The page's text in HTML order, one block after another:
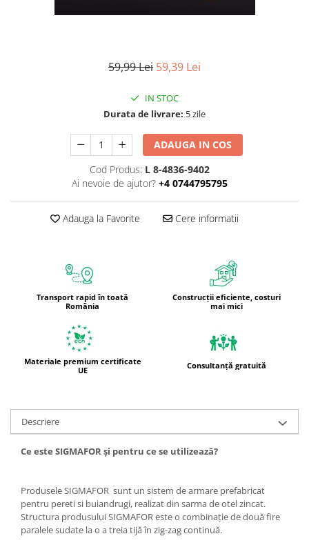
Agro & zootehnie
Caramizi
59,99 Lei 59,39 Lei
IN STOC
Durata de livrare: 5 zile
ADAUGA IN COS
Cod Produs: L 8-4836-9402
Ai nevoie de ajutor? +4 0744795795
Adauga la Favorite Cere informatii
Transport rapid în toată
România
Construcții eficiente, costuri
mai mici
Materiale premium certificate
UE
Consultanță gratuită
Descriere
Ce este SIGMAFOR și pentru ce se utilizează?
Produsele SIGMAFOR sunt un sistem de armare prefabricat
pentru pereti si buiandrugi, realizat din sarma de otel zincat.
Structura produsului SIGMAFOR este o combinație de două fire
paralele sudate la o a treia tijă în zig-zag continuă.